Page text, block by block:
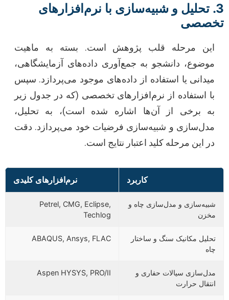
3. تحلیل و شبیه‌سازی با نرم‌افزارهای
تخصصی
این مرحله قلب پژوهش است. بسته به ماهیت
موضوع، دانشجو به جمع‌آوری داده‌های آزمایشگاهی،
میدانی یا استفاده از داده‌های موجود می‌پردازد. سپس
با استفاده از نرم‌افزارهای تخصصی (که در جدول زیر
به برخی از آن‌ها اشاره شده است)، به تحلیل،
مدل‌سازی و شبیه‌سازی فرضیات خود می‌پردازد. دقت
در این مرحله کلید اعتبار نتایج است.
کاربرد نرم‌افزارهای کلیدی
شبیه‌سازی و مدل‌سازی چاه و
مخزن
Petrel, CMG, Eclipse,
Techlog
تحلیل مکانیک سنگ و ساختار
چاه
ABAQUS, Ansys, FLAC
مدل‌سازی سیالات حفاری و
انتقال حرارت
Aspen HYSYS, PRO/II